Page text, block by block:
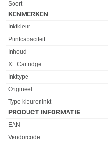
Soort
KENMERKEN
Eigenschap
Inktkleur
Printcapaciteit
Inhoud
XL Cartridge
Inkttype
Origineel
Type kleureninkt
PRODUCT INFORMATIE
EAN
Vendorcode